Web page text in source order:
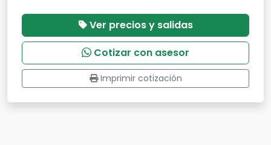
Ver precios y salidas
Cotizar con asesor
Imprimir cotización